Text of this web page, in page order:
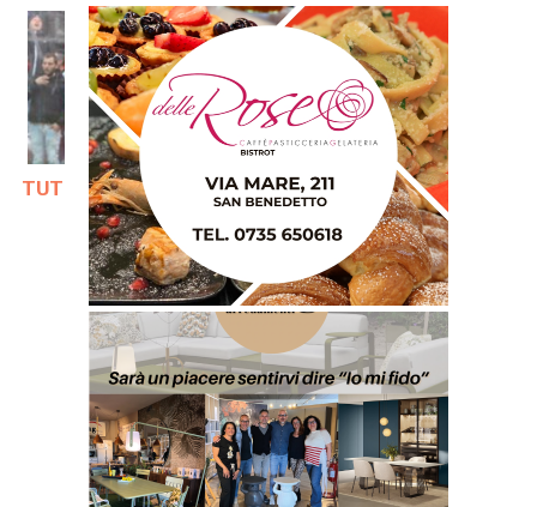
TUTTE LE NOTIZIE SULLA SAMB